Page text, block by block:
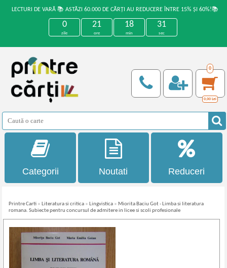
LECTURI DE VARĂ 📚 ASTĂZI 60.000 DE CĂRȚI AU REDUCERE ÎNTRE 15% ȘI 60%!📚
0
zile
21
ore
18
min
30
sec
0
0,00 Lei
Categorii Noutati Reduceri
Printre Carti » Literatura si critica » Lingvistica » Miorita Baciu Got - Limba si literatura
romana. Subiecte pentru concursul de admitere in licee si scoli profesionale